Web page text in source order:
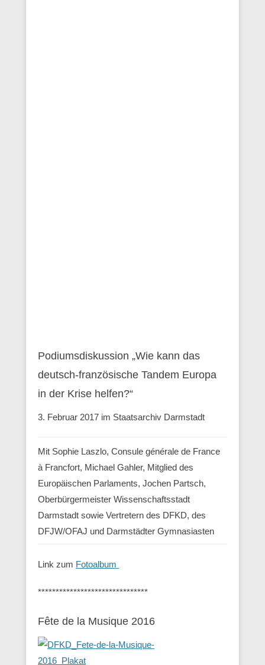
Podiumsdiskussion „Wie kann das
deutsch-französische Tandem Europa
in der Krise helfen?“
3. Februar 2017 im Staatsarchiv Darmstadt
Mit Sophie Laszlo, Consule générale de France
à Francfort, Michael Gahler, Mitglied des
Europäischen Parlaments, Jochen Partsch,
Oberbürgermeister Wissenschaftsstadt
Darmstadt sowie Vertretern des DFKD, des
DFJW/OFAJ und Darmstädter Gymnasiasten
Link zum Fotoalbum
*******************************
Fête de la Musique 2016